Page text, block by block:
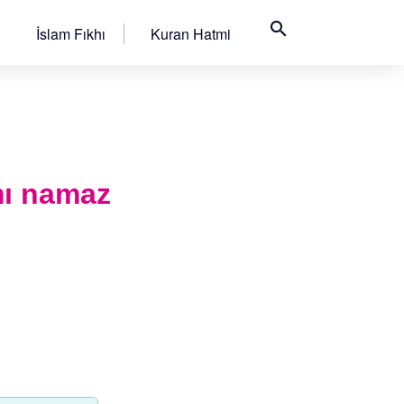
İslam Fıkhı Kuran Hatmi search
namaz